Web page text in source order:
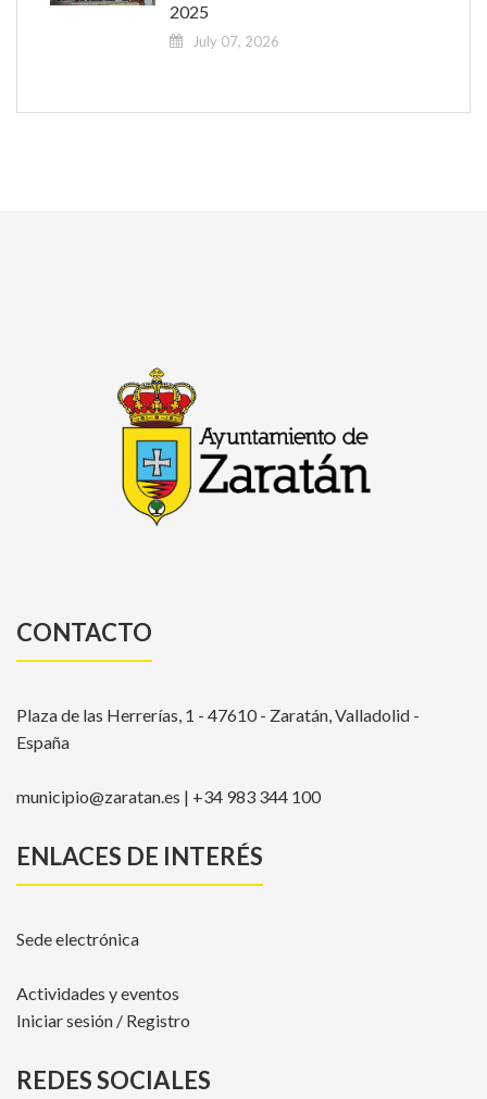
2025
July 07, 2026
CONTACTO
Plaza de las Herrerías, 1 - 47610 - Zaratán, Valladolid -
España
municipio@zaratan.es | +34 983 344 100
ENLACES DE INTERÉS
Sede electrónica
Actividades y eventos
Iniciar sesión / Registro
REDES SOCIALES